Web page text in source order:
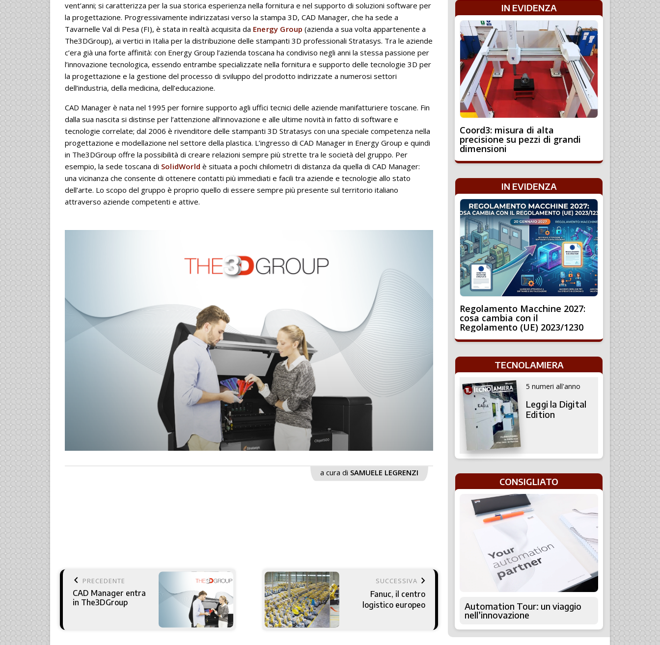
vent’anni; si caratterizza per la sua storica esperienza nella fornitura e nel supporto di soluzioni software per
la progettazione. Progressivamente indirizzatasi verso la stampa 3D, CAD Manager, che ha sede a
Tavarnelle Val di Pesa (FI), è stata in realtà acquisita da Energy Group (azienda a sua volta appartenente a
The3DGroup), ai vertici in Italia per la distribuzione delle stampanti 3D professionali Stratasys. Tra le aziende
c’era già una forte affinità: con Energy Group l’azienda toscana ha condiviso negli anni la stessa passione per
l’innovazione tecnologica, essendo entrambe specializzate nella fornitura e supporto delle tecnologie 3D per
la progettazione e la gestione del processo di sviluppo del prodotto indirizzate a numerosi settori
dell’industria, della medicina, dell’educazione.
CAD Manager è nata nel 1995 per fornire supporto agli uffici tecnici delle aziende manifatturiere toscane. Fin
dalla sua nascita si distinse per l’attenzione all’innovazione e alle ultime novità in fatto di software e
tecnologie correlate; dal 2006 è rivenditore delle stampanti 3D Stratasys con una speciale competenza nella
progettazione e modellazione nel settore della plastica. L’ingresso di CAD Manager in Energy Group e quindi
in The3DGroup offre la possibilità di creare relazioni sempre più strette tra le società del gruppo. Per
esempio, la sede toscana di SolidWorld è situata a pochi chilometri di distanza da quella di CAD Manager:
una vicinanza che consente di ottenere contatti più immediati e facili tra aziende e tecnologie allo stato
dell’arte. Lo scopo del gruppo è proprio quello di essere sempre più presente sul territorio italiano
attraverso aziende competenti e attive.
a cura di SAMUELE LEGRENZI
keyboard_arrow_left PRECEDENTE
CAD Manager entra
in The3DGroup
SUCCESSIVA keyboard_arrow_right
Fanuc, il centro
logistico europeo
IN EVIDENZA
Coord3: misura di alta
precisione su pezzi di grandi
dimensioni
IN EVIDENZA
Regolamento Macchine 2027:
cosa cambia con il
Regolamento (UE) 2023/1230
TECNOLAMIERA
5 numeri all'anno
Leggi la Digital
Edition
CONSIGLIATO
Automation Tour: un viaggio
nell’innovazione